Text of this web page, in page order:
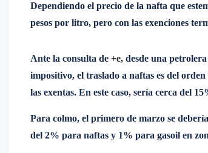
Dependiendo el precio de la nafta que
pesos por litro, pero con las exenciones
Ante la consulta de +e, desde una
impositivo, el traslado a naftas es del
las exentas. En este caso, sería cerca del
Para colmo, el primero de marzo se
del 2% para naftas y 1% para gasoil en